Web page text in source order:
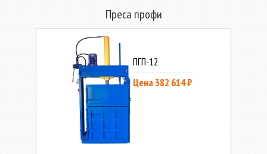
Преса профи
ПГП-12
Цена 382 614 ₽